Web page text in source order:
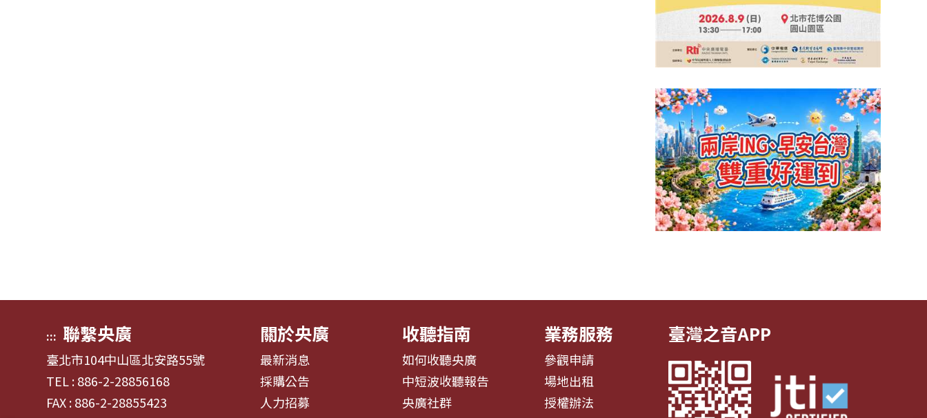
::: 聯繫央廣
臺北市104中山區北安路55號
TEL : 886-2-28856168
FAX : 886-2-28855423
關於央廣
最新消息
採購公告
人力招募
收聽指南
如何收聽央廣
中短波收聽報告
央廣社群
業務服務
參觀申請
場地出租
授權辦法
臺灣之音APP